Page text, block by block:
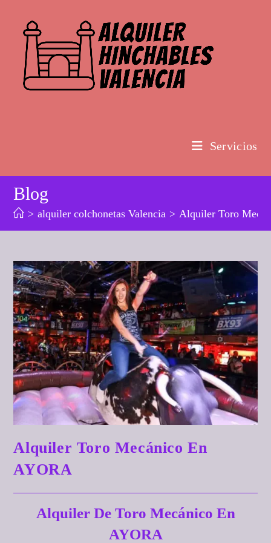
contenido
Servicios
Blog
> alquiler colchonetas Valencia > Alquiler Toro
Alquiler Toro Mecánico En
AYORA
Alquiler De Toro Mecánico En
AYORA